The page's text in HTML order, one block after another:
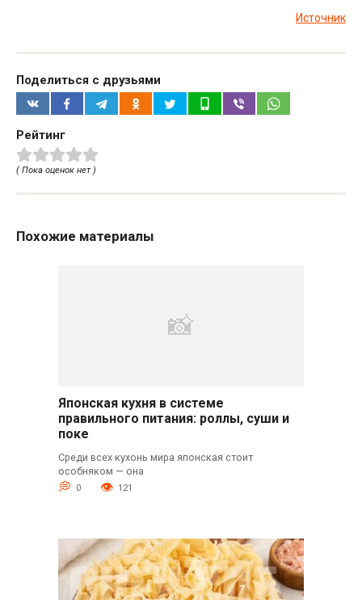
Источник
Поделиться с друзьями
Рейтинг
( Пока оценок нет )
Похожие материалы
Японская кухня в системе
правильного питания: роллы, суши и
поке
Среди всех кухонь мира японская стоит
особняком — она
0 121